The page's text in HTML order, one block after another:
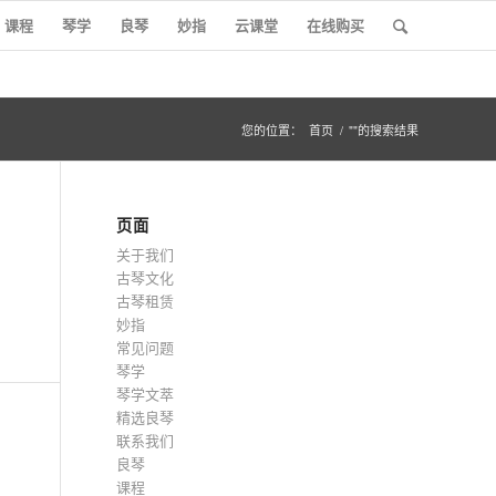
课程 琴学 良琴 妙指 云课堂 在线购买
您的位置： 首页 / ""的搜索结果
页面
关于我们
古琴文化
古琴租赁
妙指
常见问题
琴学
琴学文萃
精选良琴
联系我们
良琴
课程